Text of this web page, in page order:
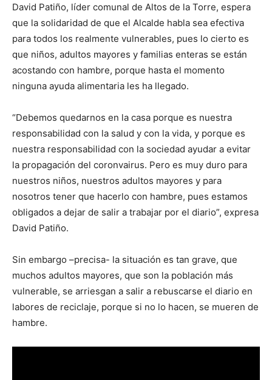
David Patiño, líder comunal de Altos de la Torre, espera
que la solidaridad de que el Alcalde habla sea efectiva
para todos los realmente vulnerables, pues lo cierto es
que niños, adultos mayores y familias enteras se están
acostando con hambre, porque hasta el momento
ninguna ayuda alimentaria les ha llegado.
“Debemos quedarnos en la casa porque es nuestra
responsabilidad con la salud y con la vida, y porque es
nuestra responsabilidad con la sociedad ayudar a evitar
la propagación del coronvairus. Pero es muy duro para
nuestros niños, nuestros adultos mayores y para
nosotros tener que hacerlo con hambre, pues estamos
obligados a dejar de salir a trabajar por el diario”, expresa
David Patiño.
Sin embargo –precisa- la situación es tan grave, que
muchos adultos mayores, que son la población más
vulnerable, se arriesgan a salir a rebuscarse el diario en
labores de reciclaje, porque si no lo hacen, se mueren de
hambre.